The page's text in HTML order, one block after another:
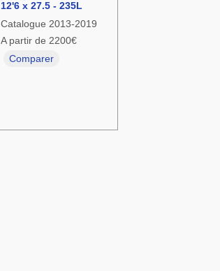
12'6 x 27.5 - 235L
Catalogue 2013-2019
A partir de 2200€
Comparer